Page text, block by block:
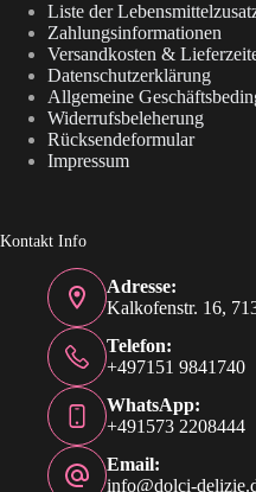
Liste der
Zahlungsinformationen
Versandkosten &
Datenschutzerklärung
Allgemeine
Widerrufsbeleherung
Rücksendeformular
Impressum
Kontakt Info
Adresse:
Kalkofenstr. 16,
Telefon:
+497151 9841740
WhatsApp:
+491573 2208444
Email:
info@dolci-